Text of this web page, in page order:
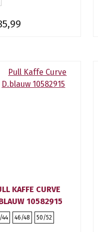
KAFFE CURVE
10582915
44 46/48 50/52